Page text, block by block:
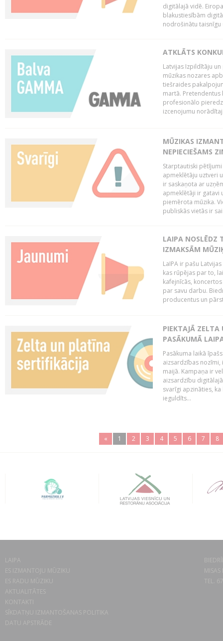
digitālajā vidē.
blakustiesībām
nodrošinātu taisnīgu
ATKLĀTS
Latvijas Izpildītāju
mūzikas nozares
tiešraides
martā. Pretendentus
profesionālo
izcenojumu
MŪZIKAS
NEPIECIEŠAMS
Starptautiski
apmeklētāju uztveri
ir saskaņota ar
apmeklētāji ir gatavi
piemērota mūzika.
publiskās vietās ir
LAIPA NOSLĒDZ
IZMAKSĀM
LaIPA ir pašu
kas rūpējas par to,
kafejnīcās,
par savu darbu.
producentus un
PIEKTAJĀ ZELTA
PASĀKUMĀ
Pasākuma laikā
aizsardzības nozīmi,
maijā. Kampaņa ir
aizsardzību
svarīgi apzināties,
ieguldīts...
« 1 2 3 4 5 6 7 8
LAIPA
ES IZMANTOJU MŪZIKU
ES RADU MŪZIKU
AKTUALITĀTES
KONTAKTI
SĪKDATŅU IZMANTOŠANAS POLITIKA
DATU APSTRĀDE
TEL.